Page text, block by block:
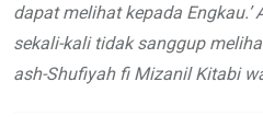
dapat melihat kepada Engkau.’
sekali-kali tidak sanggup
ash-Shufiyah fi Mizanil Kitabi